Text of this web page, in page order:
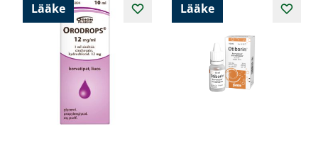
Lääke Lääke